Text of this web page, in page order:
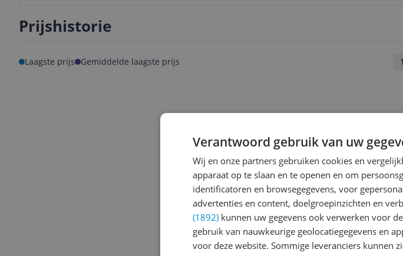
Prijshistorie
Laagste prijs Gemiddelde laagste prijs
Verantwoord gebruik van uw
Wij en onze partners gebruiken cookies en
apparaat op te slaan en te openen en om
identificatoren en browsegegevens, voor
advertenties en content, doelgroepinzichten en
(1892) kunnen uw gegevens ook verwerken voor
gebruik van nauwkeurige geolocatiegegevens en
voor deze website. Sommige leveranciers kunnen